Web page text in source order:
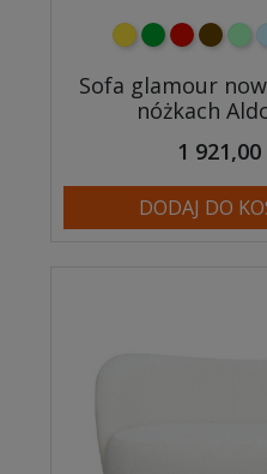
żółtyzielonyczerwony
Sofa glamour
nóżkach
1 921,00
DODAJ DO